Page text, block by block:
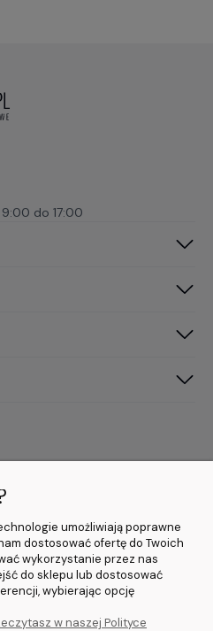
9:00 do 17:00
5.0 (5000+
4.9/5.0 (120+
opinii)
umożliwiają poprawne
dostosować ofertę do Twoich
wykorzystanie przez nas
do sklepu lub dostosować
wybierając opcję
w naszej Polityce